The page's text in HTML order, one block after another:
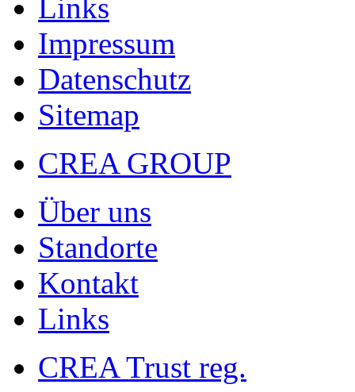
Links
Impressum
Datenschutz
Sitemap
CREA GROUP
Über uns
Standorte
Kontakt
Links
CREA Trust reg.